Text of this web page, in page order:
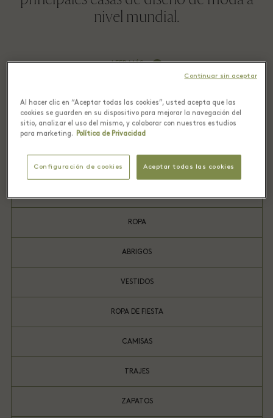
nivel mundial.
LEER MÁS
HOMBRE
MUJER
BOLSOS
ROPA
ABRIGOS
VESTIDOS
ROPA DE FIESTA
CAMISAS
TRAJES
ZAPATOS
Al hacer clic en “Aceptar todas las cookies”, usted acepta que las
cookies se guarden en su dispositivo para mejorar la navegación del
sitio, analizar el uso del mismo, y colaborar con nuestros estudios
para marketing. Política de Privacidad
Configuración de cookies Aceptar todas las cookies
Continuar sin aceptar